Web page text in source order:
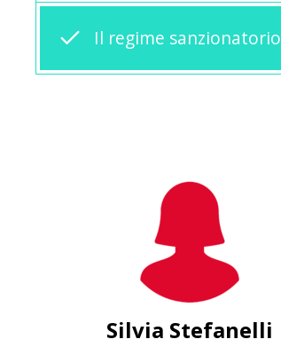
Il regime sanzionatorio
Silvia Stefanelli